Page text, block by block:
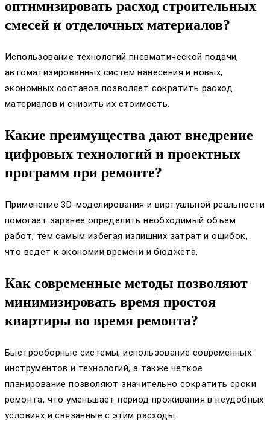
оптимизировать расход строительных
смесей и отделочных материалов?
Использование технологий пневматической подачи,
автоматизированных систем нанесения и новых,
экономных составов позволяет сократить расход
материалов и снизить их стоимость.
Какие преимущества дают внедрение
цифровых технологий и проектных
программ при ремонте?
Применение 3D-моделирования и виртуальной реальности
помогает заранее определить необходимый объем
работ, тем самым избегая излишних затрат и ошибок,
что ведет к экономии времени и бюджета.
Как современные методы позволяют
минимизировать время простоя
квартиры во время ремонта?
Быстросборные системы, использование современных
инструментов и технологий, а также четкое
планирование позволяют значительно сократить сроки
ремонта, что уменьшает период проживания в неудобных
условиях и связанные с этим расходы.